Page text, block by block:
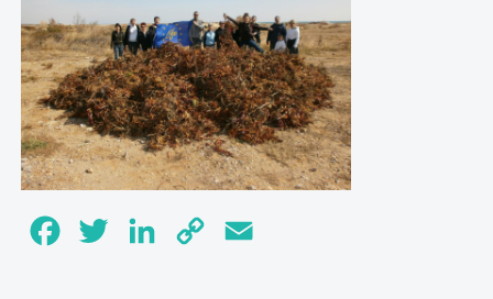
FacebookTwitter LinkedInCopy